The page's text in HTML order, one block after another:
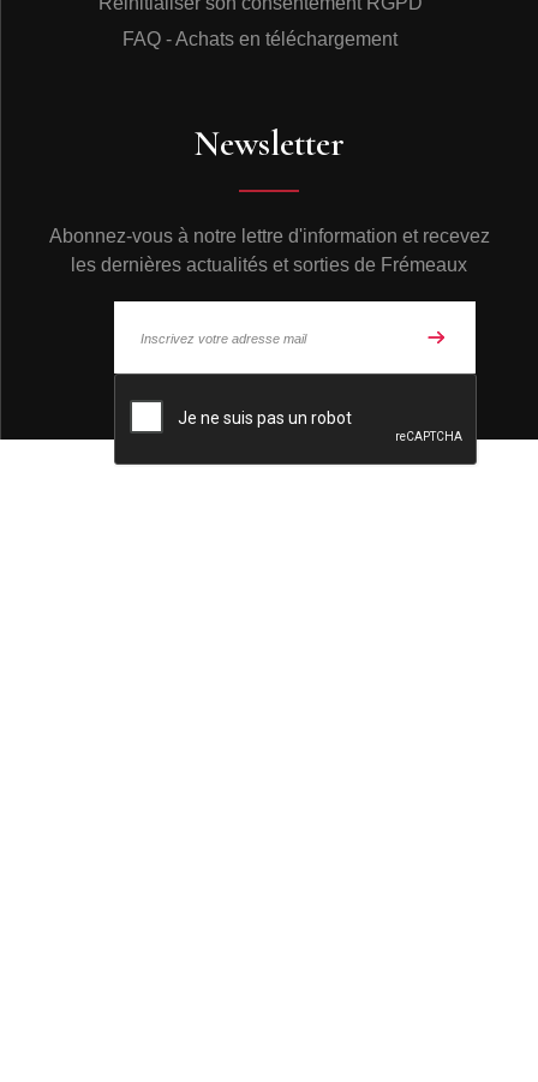
FAQ - Achats en téléchargement
Newsletter
Abonnez-vous à notre lettre d'information et recevez
les dernières actualités et sorties de Frémeaux